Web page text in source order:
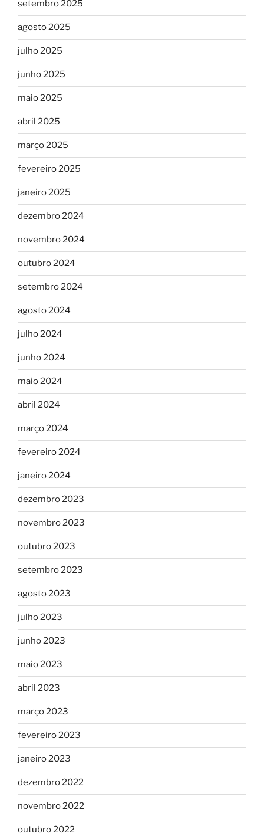
setembro 2025
agosto 2025
julho 2025
junho 2025
maio 2025
abril 2025
março 2025
fevereiro 2025
janeiro 2025
dezembro 2024
novembro 2024
outubro 2024
setembro 2024
agosto 2024
julho 2024
junho 2024
maio 2024
abril 2024
março 2024
fevereiro 2024
janeiro 2024
dezembro 2023
novembro 2023
outubro 2023
setembro 2023
agosto 2023
julho 2023
junho 2023
maio 2023
abril 2023
março 2023
fevereiro 2023
janeiro 2023
dezembro 2022
novembro 2022
outubro 2022